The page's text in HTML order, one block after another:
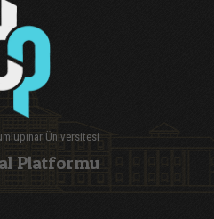
Üniversitesi
Platformu